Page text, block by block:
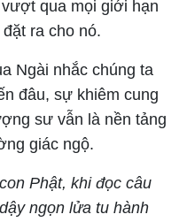
qua mọi giới hạn
ra cho nó.
Ngài nhắc chúng ta
đâu, sự khiêm cung
sư vẫn là nền tảng
giác ngộ.
Phật, khi đọc câu
ngọn lửa tu hành